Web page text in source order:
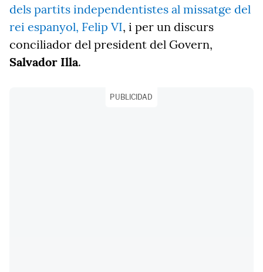
dels partits independentistes al missatge del
rei espanyol, Felip VI, i per un discurs
conciliador del president del Govern,
Salvador Illa.
PUBLICIDAD